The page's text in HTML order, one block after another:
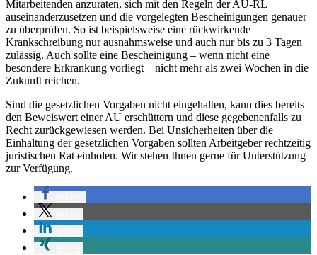
Mitarbeitenden anzuraten, sich mit den Regeln der AU-RL
auseinanderzusetzen und die vorgelegten Bescheinigungen genauer
zu überprüfen. So ist beispielsweise eine rückwirkende
Krankschreibung nur ausnahmsweise und auch nur bis zu 3 Tagen
zulässig. Auch sollte eine Bescheinigung – wenn nicht eine
besondere Erkrankung vorliegt – nicht mehr als zwei Wochen in die
Zukunft reichen.
Sind die gesetzlichen Vorgaben nicht eingehalten, kann dies bereits
den Beweiswert einer AU erschüttern und diese gegebenenfalls zu
Recht zurückgewiesen werden. Bei Unsicherheiten über die
Einhaltung der gesetzlichen Vorgaben sollten Arbeitgeber rechtzeitig
juristischen Rat einholen. Wir stehen Ihnen gerne für Unterstützung
zur Verfügung.